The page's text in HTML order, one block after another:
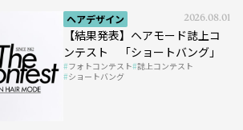
【結果発表】ヘアモード誌上コ
ンテスト 「ショートバング」
フォトコンテスト 誌上コンテスト
ショートバング